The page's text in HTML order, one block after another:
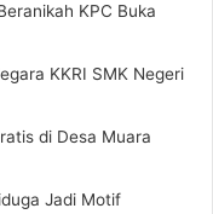
KPC Buka
KKRI SMK Negeri
di Desa Muara
Jadi Motif